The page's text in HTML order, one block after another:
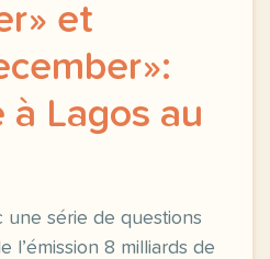
et
à Lagos au
une série de questions
l’émission 8 milliards de